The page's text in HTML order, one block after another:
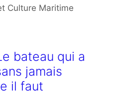
Culture Maritime
bateau qui a
jamais
il faut